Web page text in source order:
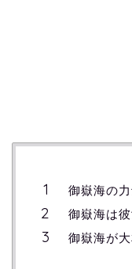
御嶽海の
御嶽海は
御嶽海が